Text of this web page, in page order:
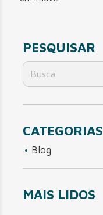
PESQUISAR
CATEGORIAS
Blog
MAIS LIDOS